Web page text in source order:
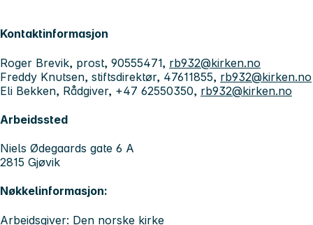
Kontaktinformasjon
Roger Brevik, prost, 90555471, rb932@kirken.no
Freddy Knutsen, stiftsdirektør, 47611855, rb932@kirken.no
Eli Bekken, Rådgiver, +47 62550350, rb932@kirken.no
Arbeidssted
Niels Ødegaards gate 6 A
2815 Gjøvik
Nøkkelinformasjon:
Arbeidsgiver: Den norske kirke